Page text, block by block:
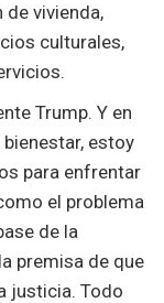
vivienda,
culturales,
Trump. Y en
estoy
para enfrentar
el problema
de la
premisa de que
justicia. Todo